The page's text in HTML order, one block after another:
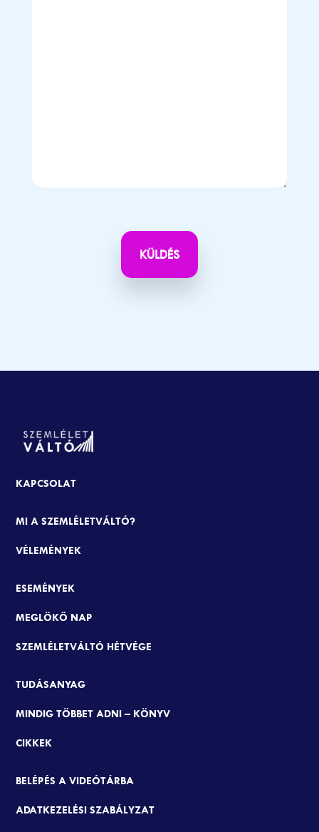
KAPCSOLAT
MI A SZEMLÉLETVÁLTÓ?
VÉLEMÉNYEK
ESEMÉNYEK
MEGLÖKŐ NAP
SZEMLÉLETVÁLTÓ HÉTVÉGE
TUDÁSANYAG
MINDIG TÖBBET ADNI – KÖNYV
CIKKEK
BELÉPÉS A VIDEÓTÁRBA
ADATKEZELÉSI SZABÁLYZAT